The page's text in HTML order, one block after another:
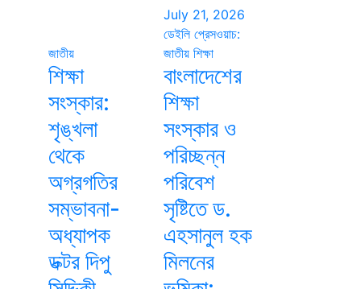
July 21, 2026
ডেইলি প্রেসওয়াচ:
জাতীয়
শিক্ষা
সংস্কার:
শৃঙ্খলা
থেকে
অগ্রগতির
সম্ভাবনা-
অধ্যাপক
ডক্টর দিপু
জাতীয় শিক্ষা
বাংলাদেশের
শিক্ষা
সংস্কার ও
পরিচ্ছন্ন
পরিবেশ
সৃষ্টিতে ড.
এহসানুল হক
মিলনের